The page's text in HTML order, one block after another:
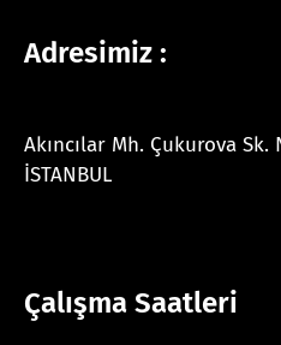
Adresimiz :
Akıncılar Mh. Çukurova Sk.
İSTANBUL
Çalışma Saatleri